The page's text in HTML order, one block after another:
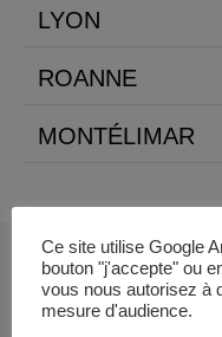
LYON
ROANNE
MONTÉLIMAR
Ce site utilise Google
bouton "j'accepte" ou
vous nous autorisez à
mesure d'audience.